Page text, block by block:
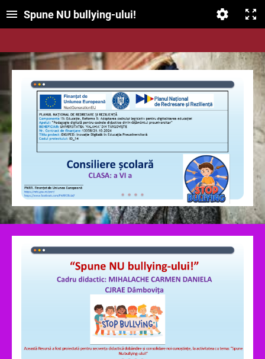
Spune NU bullying-ului!